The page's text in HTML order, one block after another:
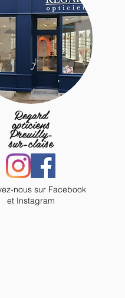
Regard
opticiens
Preuilly-
sur-claise
nous sur Facebook
et Instagram